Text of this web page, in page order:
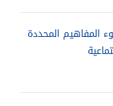
المحددة